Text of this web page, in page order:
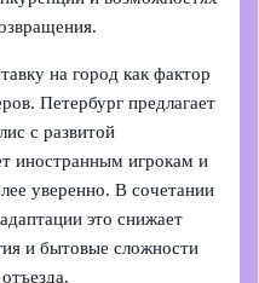
на город как фактор
Петербург предлагает
с развитой
иностранным игрокам и
уверенно. В сочетании
это снижает
и бытовые сложности